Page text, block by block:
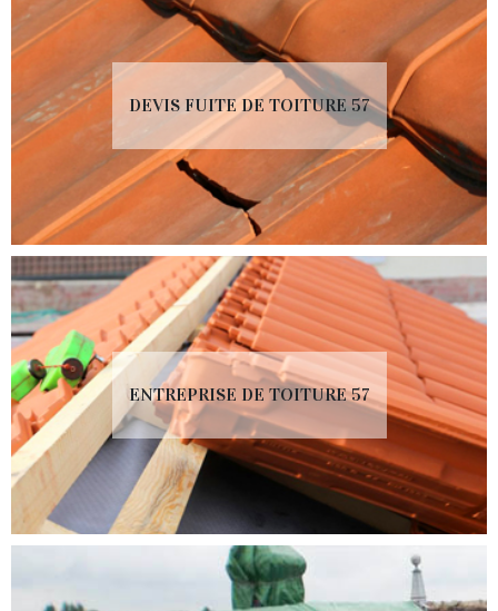
DEVIS FUITE DE TOITURE 57
ENTREPRISE DE TOITURE 57